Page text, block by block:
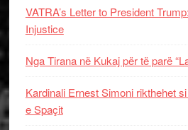
VATRA’s Letter to President
Injustice
Nga Tirana në Kukaj për të parë
Kardinali Ernest Simoni rikthehet
e Spaçit